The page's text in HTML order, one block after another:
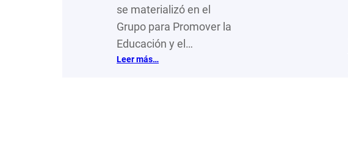
se materializó en el
Grupo para Promover la
Educación y el…
Leer más…